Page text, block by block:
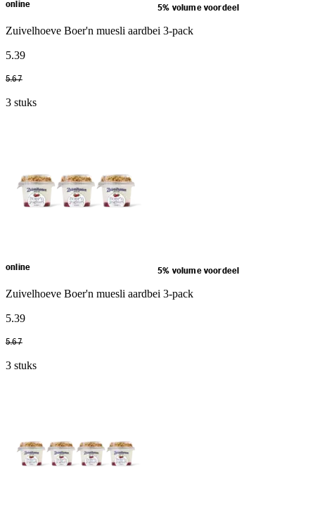
online 5% volume voordeel
Zuivelhoeve Boer'n muesli aardbei 3-pack
5.39
5.67
3 stuks
online 5% volume voordeel
Zuivelhoeve Boer'n muesli aardbei 3-pack
5.39
5.67
3 stuks